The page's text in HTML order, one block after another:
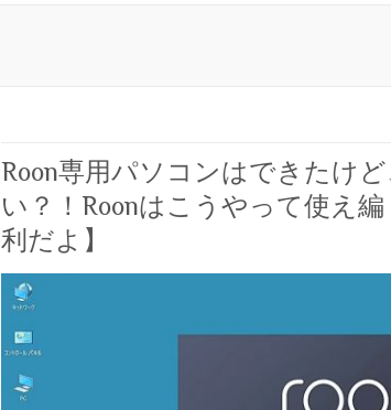
Roon専用パソコンはできたけ
い？！Roonはこうやって使え
利だよ】